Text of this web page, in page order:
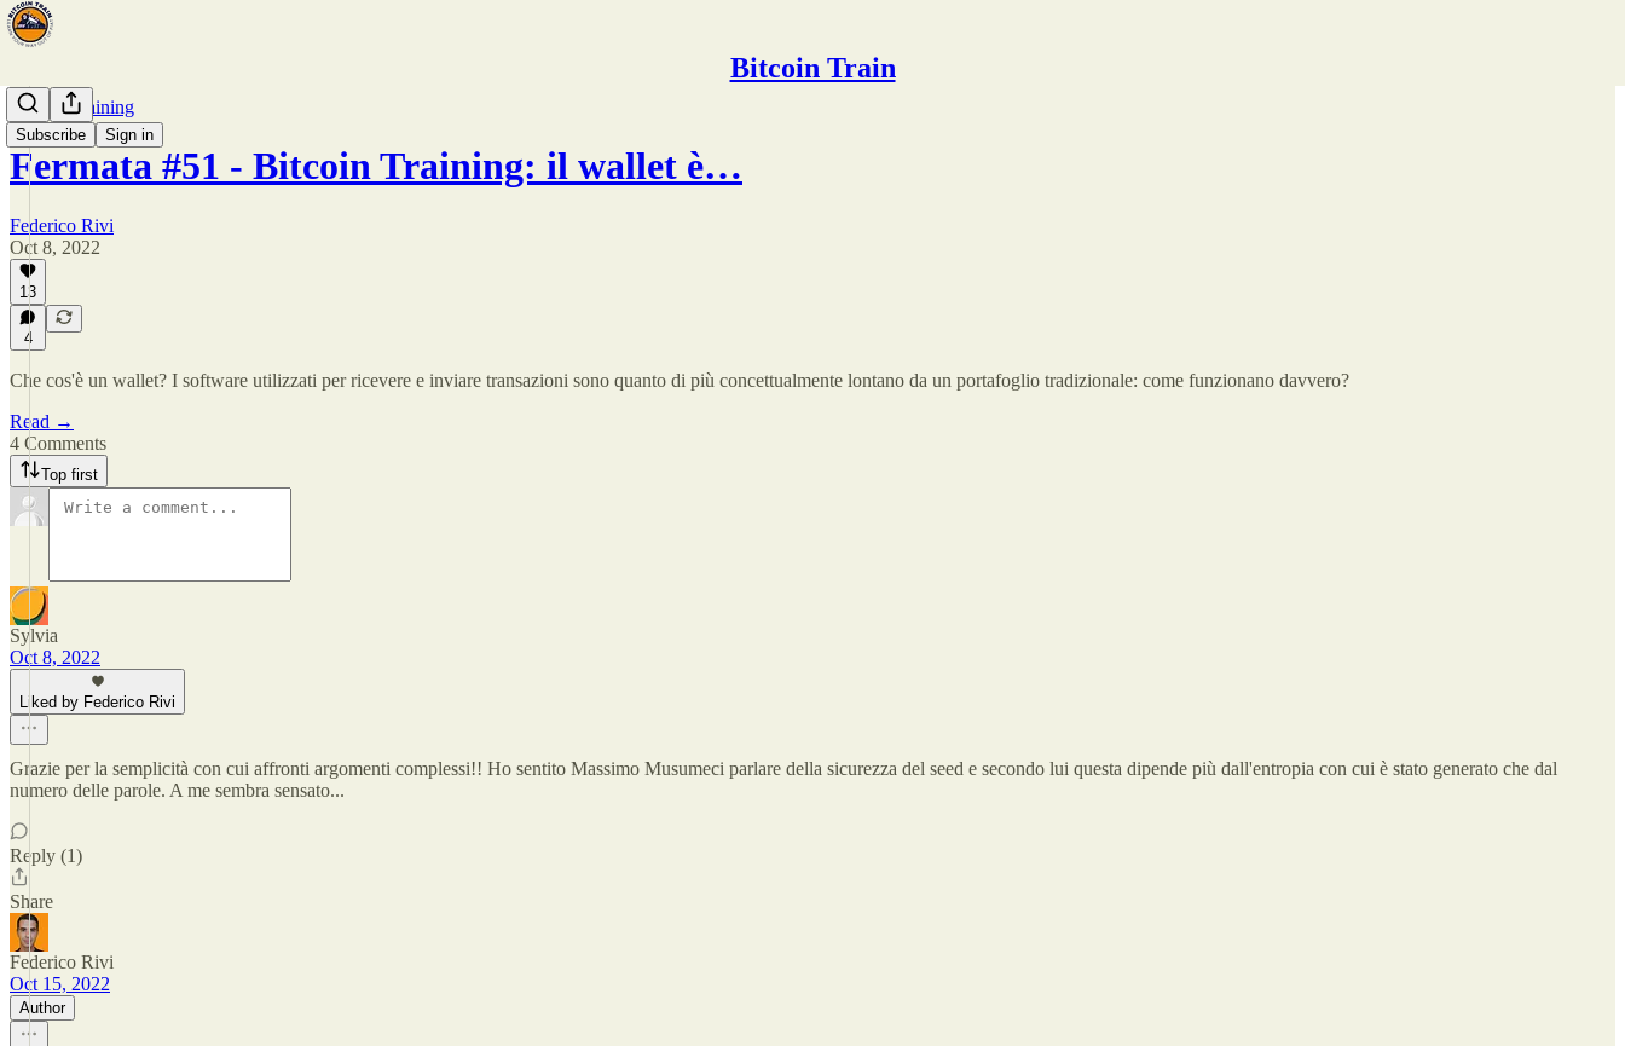
Bitcoin Train
Subscribe Sign in
Bitcoin Training
Fermata #51 - Bitcoin Training: il wallet è…
Federico Rivi
Oct 8, 2022
13
4
Che cos'è un wallet? I software utilizzati per ricevere e inviare transazioni sono quanto di più concettualmente lontano da un portafoglio tradizionale: come funzionano davvero?
Read →
4 Comments
Top first
Sylvia
Oct 8, 2022
Liked by Federico Rivi
Grazie per la semplicità con cui affronti argomenti complessi!! Ho sentito Massimo Musumeci parlare della sicurezza del seed e secondo lui questa dipende più dall'entropia con cui è stato generato che dal
numero delle parole. A me sembra sensato...
Reply (1)
Share
Federico Rivi
Oct 15, 2022
Author